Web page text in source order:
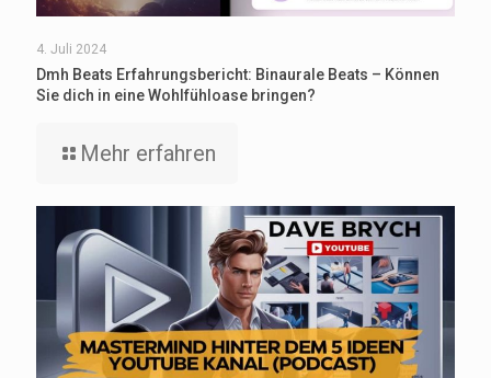
4. Juli 2024
Dmh Beats Erfahrungsbericht: Binaurale Beats – Können
Sie dich in eine Wohlfühloase bringen?
Mehr erfahren